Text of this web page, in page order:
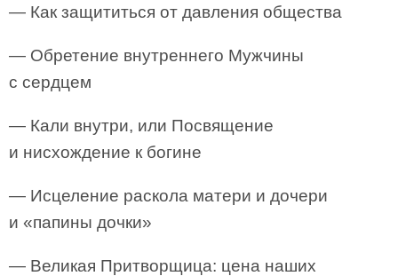
— Как защититься от давления общества
— Обретение внутреннего Мужчины
с сердцем
— Кали внутри, или Посвящение
и нисхождение к богине
— Исцеление раскола матери и дочери
и «папины дочки»
— Великая Притворщица: цена наших